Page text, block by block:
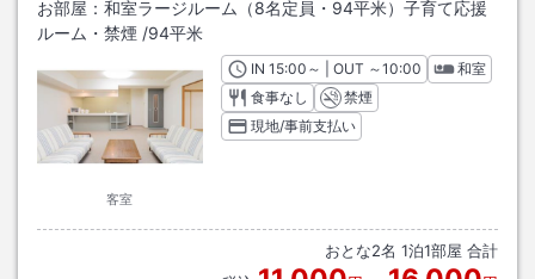
お部屋： 和室ラージルーム（8名定員・94平米）子育て応援
ルーム・禁煙 /94平米
客室
INチェックイン
15:00 ～ | OUT チェックアウト
～10:00
和室
食事なし
禁煙
現地/事前支払い
おとな2名 1泊1部屋 合計